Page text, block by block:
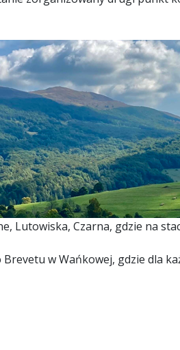
Lutowiska, Czarna, gdzie na
w Wańkowej, gdzie dla